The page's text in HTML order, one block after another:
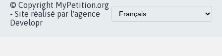
© Copyright MyPetition.org
- Site réalisé par l'agence
Developr